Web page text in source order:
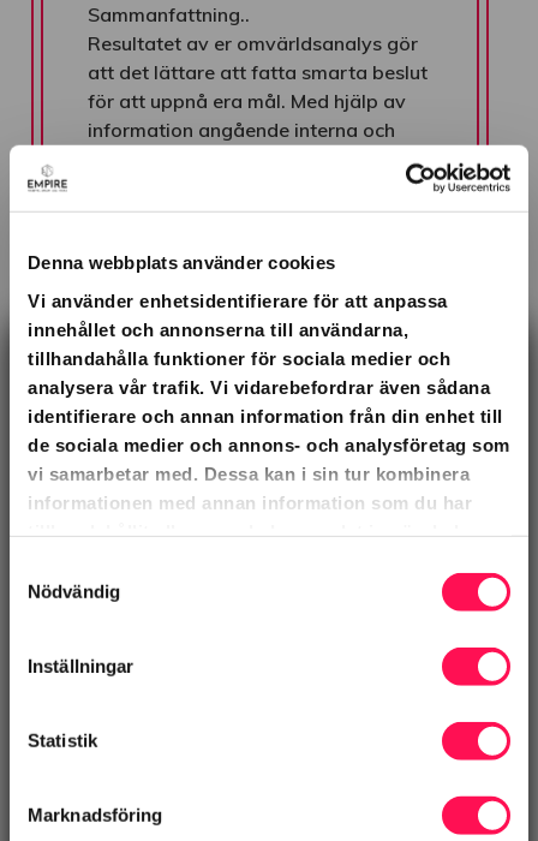
Denna webbplats använder cookies
Vi använder enhetsidentifierare för att anpassa
innehållet och annonserna till användarna,
tillhandahålla funktioner för sociala medier och
analysera vår trafik. Vi vidarebefordrar även sådana
identifierare och annan information från din enhet till
de sociala medier och annons- och analysföretag som
vi samarbetar med. Dessa kan i sin tur kombinera
informationen med annan information som du har
Nödvändig
Inställningar
Statistik
Marknadsföring
Sammanfattning..
Resultatet av er omvärldsanalys gör
att det lättare att fatta smarta beslut
för att uppnå era mål. Med hjälp av
information angående interna och
Kontakta oss
Kontakta oss08-520 276 90
Namn
Ämne
Hjälp med
marknadsföring?